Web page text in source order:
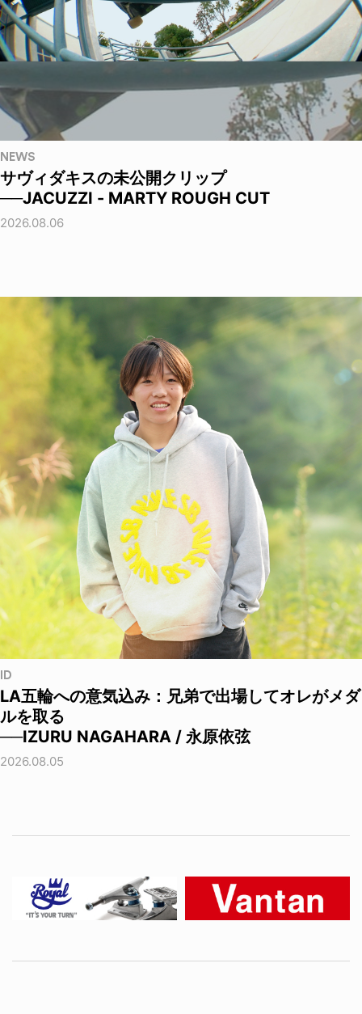
NEWS
サヴィダキスの未公開クリップ
──JACUZZI - MARTY ROUGH CUT
2026.08.06
ID
LA五輪への意気込み：兄弟で出場してオレがメダ
ルを取る
──IZURU NAGAHARA / 永原依弦
2026.08.05